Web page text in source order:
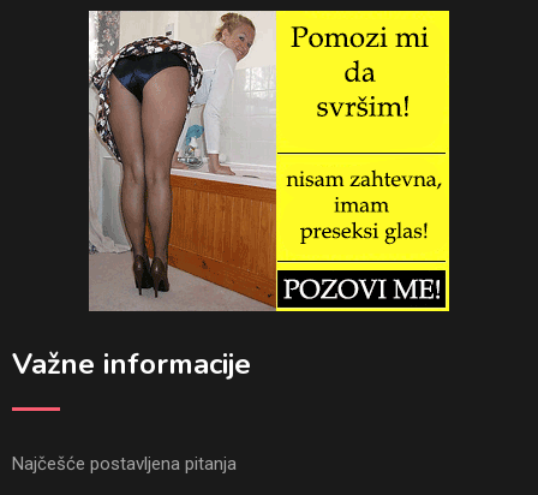
Važne informacije
Najčešće postavljena pitanja